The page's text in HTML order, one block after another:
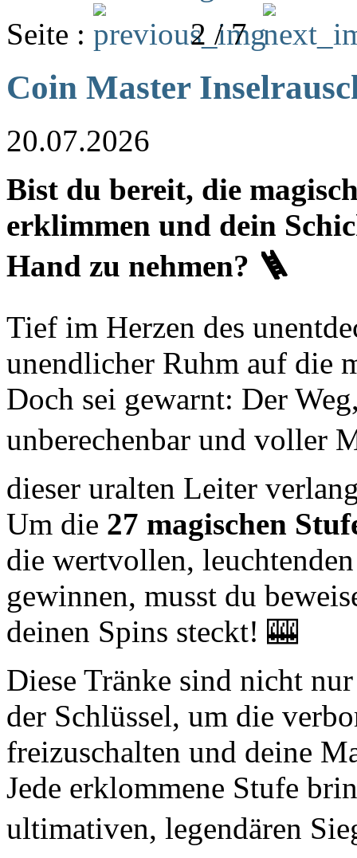
Seite : 2 / 7
Coin Master
20.07.2026
Bist du bereit, die
erklimmen und dein
Hand zu nehmen? 🪜
Tief im Herzen des
unendlicher Ruhm auf die
Doch sei gewarnt: Der
unberechenbar und voller
dieser uralten Leiter
Um die 27 magischen
die wertvollen,
gewinnen, musst du
deinen Spins steckt! 🎰
Diese Tränke sind nicht
der Schlüssel, um die
freizuschalten und deine
Jede erklommene Stufe
ultimativen, legendären